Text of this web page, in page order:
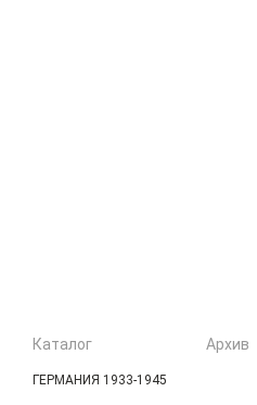
Каталог Архив
ГЕРМАНИЯ 1933-1945